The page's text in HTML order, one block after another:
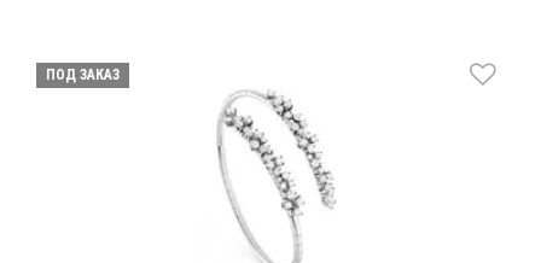
ПОД ЗАКАЗ